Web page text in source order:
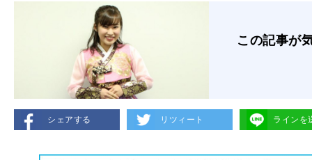
この記事が
シェアする リツィート ラインを